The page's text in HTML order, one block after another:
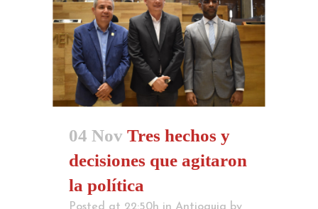
04 Nov Tres hechos y
decisiones que agitaron
la política